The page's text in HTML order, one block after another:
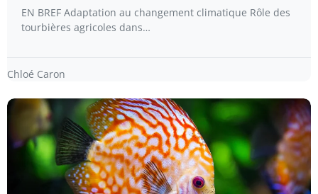
EN BREF Adaptation au changement climatique Rôle des
tourbières agricoles dans…
Chloé Caron